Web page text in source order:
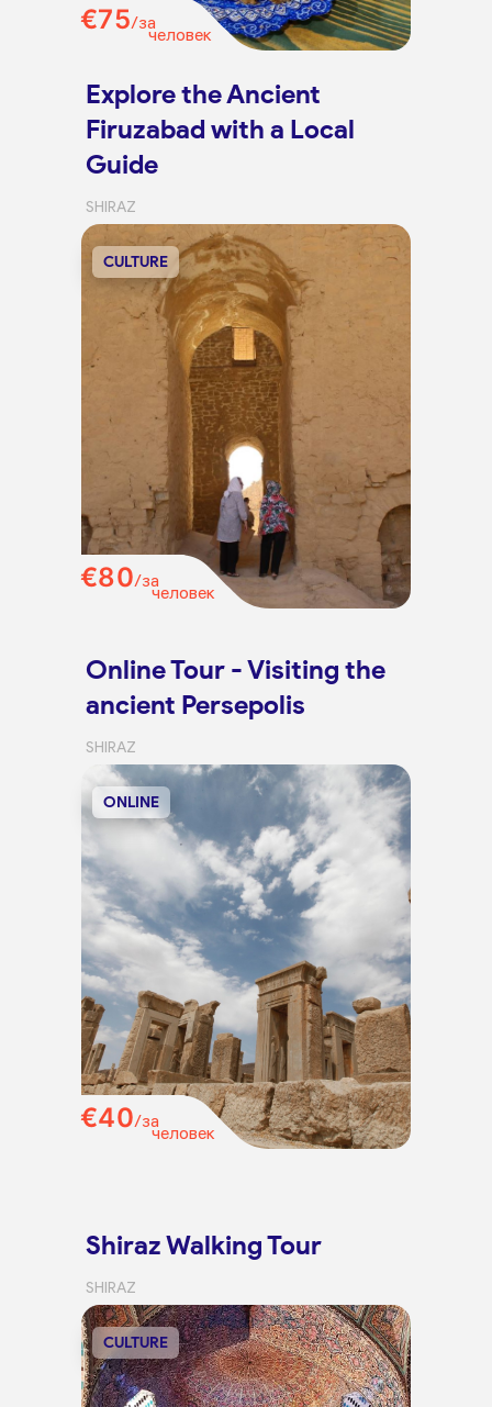
€75/за
человек
Explore the Ancient
Firuzabad with a Local
Guide
SHIRAZ
CULTURE
€80/за
человек
Online Tour - Visiting the
ancient Persepolis
SHIRAZ
ONLINE
€40/за
человек
Shiraz Walking Tour
SHIRAZ
CULTURE